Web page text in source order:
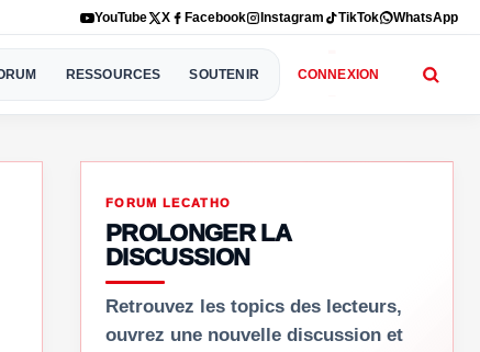
YouTube X Facebook Instagram TikTok WhatsApp
RESSOURCES SOUTENIR CONNEXION
FORUM LECATHO
PROLONGER LA
DISCUSSION
Retrouvez les topics des lecteurs,
ouvrez une nouvelle discussion et